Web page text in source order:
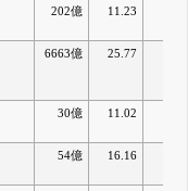
202億 11.23
6663億 25.77
30億 11.02
54億 16.16